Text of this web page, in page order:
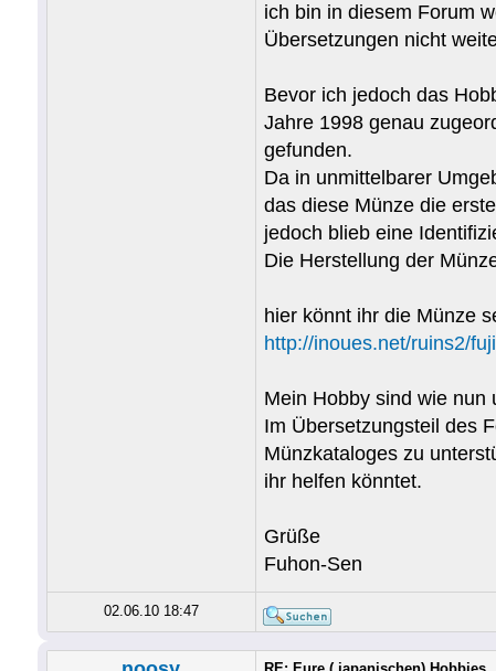
ich bin in diesem Forum
Übersetzungen nicht
Bevor ich jedoch das
Jahre 1998 genau
gefunden.
Da in unmittelbarer
das diese Münze die
jedoch blieb eine
Die Herstellung der
hier könnt ihr die Münze
http://inoues.net/ruins2/
Mein Hobby sind wie nun
Im Übersetzungsteil des
Münzkataloges zu
ihr helfen könntet.
Grüße
Fuhon-Sen
02.06.10 18:47